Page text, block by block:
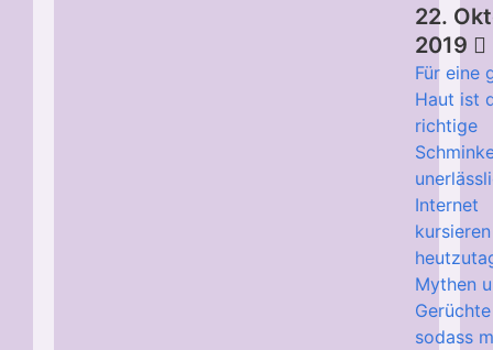
22.
2019
Für eine
Haut ist
richtige
Internet
kursieren
Mythen
sodass